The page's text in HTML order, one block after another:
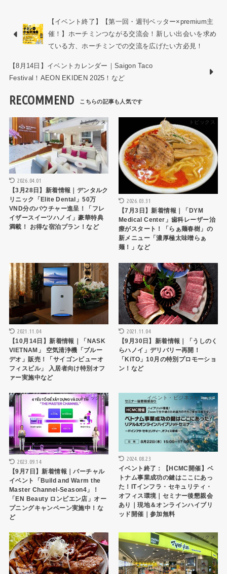
【イベント終了】【第一回・週刊ベッター×premium主
催！】ホーチミンつながる交流会！新しい出会いを求め
ている方、ホーチミンでの交流を広げたい方必見！
【8月14日】イベントカレンダー｜Saigon Taco
Festival！AEON EKIDEN 2025！など
RECOMMEND
トピックス
2026.04.01
【3月28日】新着情報｜デンタルク
リニック「Elite Dental」50万
VND分のバウチャー進呈！「フレ
イザースイーツハノイ」豪華特典
満載！ お得な宿泊プラン！など
トピックス
2026.03.31
【7月3日】新着情報｜「DYM
Medical Center」歯科レーザー治
療がスタート！「らぁ麺春樹」の
新メニュー「濃厚極太味噌らぁ
麺！」など
トピックス
2021.11.04
【10月14日】新着情報｜「NASK
VIETNAM」 空気清浄機「ブルー
デオ」販売！「サイゴンビューオ
フィスビル」 入居者向け特別オフ
ァー実施中など
トピックス
2021.11.04
【9月30日】新着情報｜「うしのく
らハノイ」デリバリー再開！
「KiTO」10月の特別プロモーショ
ン！など
トピックス
2023.09.14
【9月7日】新着情報｜バーチャル
イベント「Build and Warm the
Master Channel-Season4」！
「EN Beauty ロンビエン店」オー
プニングキャンペーン実施中！な
ど
イベント・ビジネスセミナー
2024.08.23
イベント終了：【HCMC開催】ベ
トナム事業成功の鍵はここにあっ
た！ITインフラ・セキュリティ・
オフィス環境｜セミナー後懇親会
あり｜現地＆オンラインハイブリ
ッド開催｜参加無料
トピックス トピックス